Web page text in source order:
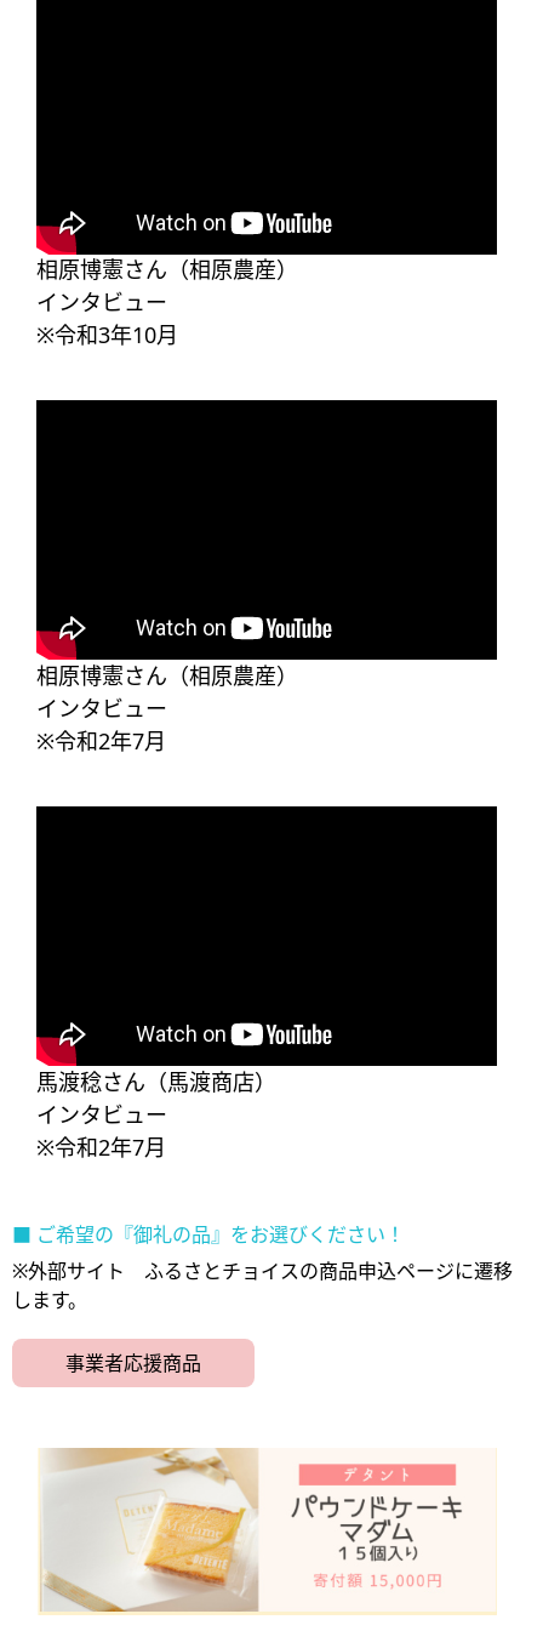
相原博憲さん（相原農産）​
インタビュー
※令和3年10月​
相原博憲さん（相原農産）
インタビュー
※令和2年7月​
馬渡稔さん（馬渡商店）
インタビュー
※令和2年7月​
■ ご希望の『御礼の品』をお選びください！
※外部サイト ふるさとチョイスの商品申込ページに遷移
します。
事業者応援商品